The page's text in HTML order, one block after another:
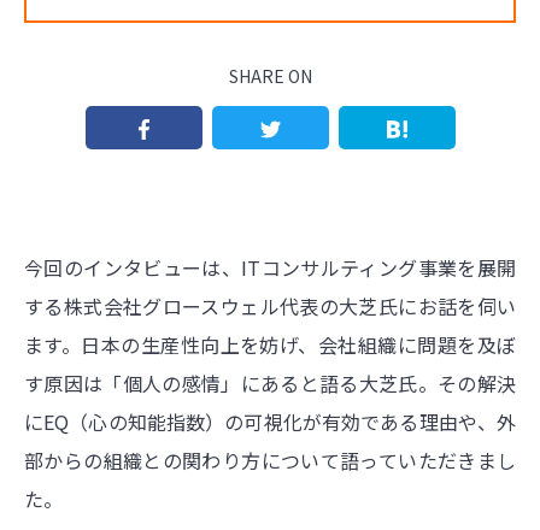
SHARE ON
今回のインタビューは、ITコンサルティング事業を展開
する株式会社グロースウェル代表の大芝氏にお話を伺い
ます。日本の生産性向上を妨げ、会社組織に問題を及ぼ
す原因は「個人の感情」にあると語る大芝氏。その解決
にEQ（心の知能指数）の可視化が有効である理由や、外
部からの組織との関わり方について語っていただきまし
た。